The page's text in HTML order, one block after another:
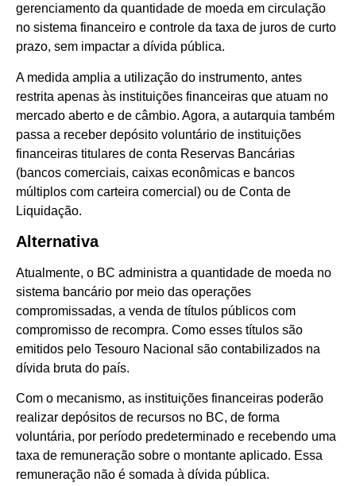
gerenciamento da quantidade de moeda em circulação
no sistema financeiro e controle da taxa de juros de curto
prazo, sem impactar a dívida pública.
A medida amplia a utilização do instrumento, antes
restrita apenas às instituições financeiras que atuam no
mercado aberto e de câmbio. Agora, a autarquia também
passa a receber depósito voluntário de instituições
financeiras titulares de conta Reservas Bancárias
(bancos comerciais, caixas econômicas e bancos
múltiplos com carteira comercial) ou de Conta de
Liquidação.
Alternativa
Atualmente, o BC administra a quantidade de moeda no
sistema bancário por meio das operações
compromissadas, a venda de títulos públicos com
compromisso de recompra. Como esses títulos são
emitidos pelo Tesouro Nacional são contabilizados na
dívida bruta do país.
Com o mecanismo, as instituições financeiras poderão
realizar depósitos de recursos no BC, de forma
voluntária, por período predeterminado e recebendo uma
taxa de remuneração sobre o montante aplicado. Essa
remuneração não é somada à dívida pública.